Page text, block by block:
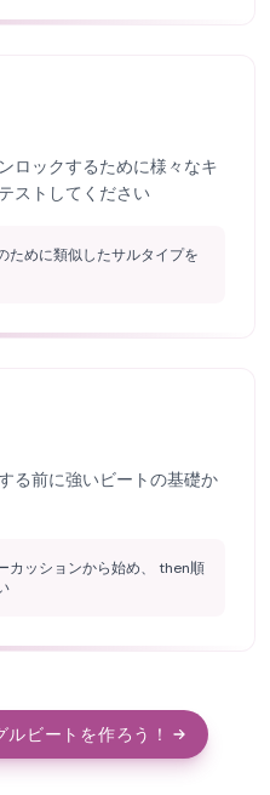
ロックするために様々なキ
ストしてください
ために類似したサルタイプを
る前に強いビートの基礎か
カッションから始め、 then順
ビートを作ろう！